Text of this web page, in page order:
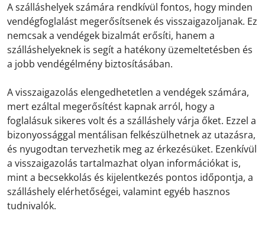
A szálláshelyek számára rendkívül fontos, hogy minden
vendégfoglalást megerősítsenek és visszaigazoljanak. Ez
nemcsak a vendégek bizalmát erősíti, hanem a
szálláshelyeknek is segít a hatékony üzemeltetésben és
a jobb vendégélmény biztosításában.
A visszaigazolás elengedhetetlen a vendégek számára,
mert ezáltal megerősítést kapnak arról, hogy a
foglalásuk sikeres volt és a szálláshely várja őket. Ezzel a
bizonyossággal mentálisan felkészülhetnek az utazásra,
és nyugodtan tervezhetik meg az érkezésüket. Ezenkívül
a visszaigazolás tartalmazhat olyan információkat is,
mint a becsekkolás és kijelentkezés pontos időpontja, a
szálláshely elérhetőségei, valamint egyéb hasznos
tudnivalók.